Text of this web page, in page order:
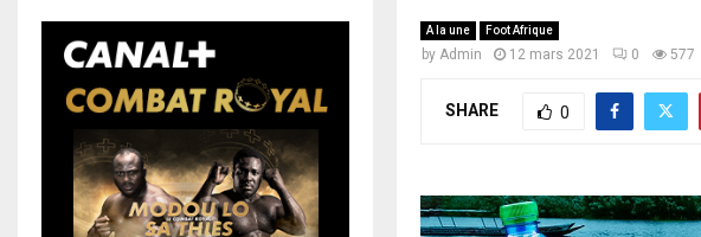
A la une Foot Afrique
by Admin 12 mars 2021 0 577
SHARE 0